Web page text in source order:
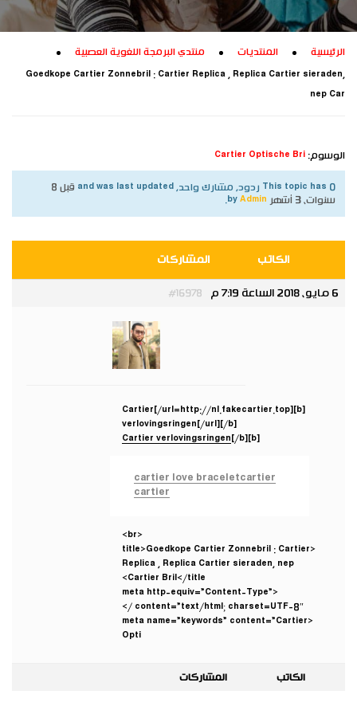
الرئيسية المنتديات منتدي البرمجة اللغوية العصبية
Goedkope Cartier Zonnebril : Cartier Replica , Replica Cartier sieraden,
nep Car
الوسوم: Cartier Optische Bri
This topic has 0 ردود, مشارك واحد, and was last updated
قبل 8
سنوات، 3 أشهر
Admin
الكاتب المشاركات
6 مايو، 2018 الساعة 7:19 م #16978
Admin
مدير عام
[b][url=http://nl.fakecartier.top/]Cartier
verlovingsringen[/url][/b]
[b]
Cartier verlovingsringen [/b]
cartier love braceletcartier
cartier
<br>
<title>Goedkope Cartier Zonnebril : Cartier
Replica , Replica Cartier sieraden, nep
Cartier Bril</title>
<meta http-equiv=”Content-Type”
content=”text/html; charset=UTF-8″ />
<meta name=”keywords” content=”Cartier
Opti
الكاتب المشاركات